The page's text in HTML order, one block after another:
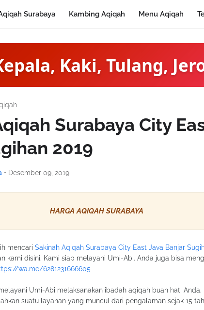
Surabaya Kambing Aqiqah Menu Aqiqah
Kaki, Tulang,
Surabaya City
2019
• Desember 09, 2019
HARGA AQIQAH SURABAYA
mencari Sakinah Aqiqah Surabaya City East Java Banjar
kami disini. Kami siap melayani Umi-Abi. Anda juga bisa
wa.me/6281231666605
Umi-Abi melaksanakan ibadah aqiqah buah hati Anda.
suatu layanan yang muncul dari pengalaman sejak 15